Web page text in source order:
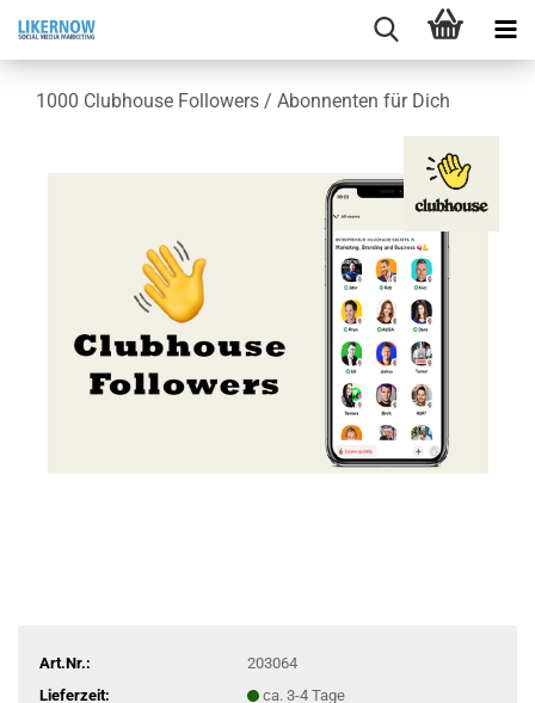
1000 Club­house Fol­lowers / Abon­nen­ten für Dich
Art.Nr.:
203064
Lieferzeit:
ca. 3-4 Tage